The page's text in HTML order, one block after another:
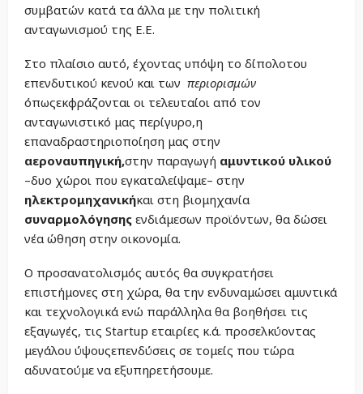
συμβατών κατά τα άλλα με την πολιτική
ανταγωνισμού της Ε.Ε.
Στο πλαίσιο αυτό, έχοντας υπόψη το δίπολοτου
επενδυτικού κενού και των περιορισμών
όπωςεκφράζονται οι τελευταίοι από τον
ανταγωνιστικό μας περίγυρο,η
επαναδραστηριοποίηση μας στην
αεροναυπηγική,στην παραγωγή αμυντικού υλικού
–δυο χώροι που εγκαταλείψαμε– στην
ηλεκτρομηχανικήκαι στη βιομηχανία
συναρμολόγησης ενδιάμεσων προϊόντων, θα δώσει
νέα ώθηση στην οικονομία.
Ο προσανατολισμός αυτός θα συγκρατήσει
επιστήμονες στη χώρα, θα την ενδυναμώσει αμυντικά
και τεχνολογικά ενώ παράλληλα θα βοηθήσει τις
εξαγωγές, τις Startup εταιρίες κ.ά. προσελκύοντας
μεγάλου ύψουςεπενδύσεις σε τομείς που τώρα
αδυνατούμε να εξυπηρετήσουμε.